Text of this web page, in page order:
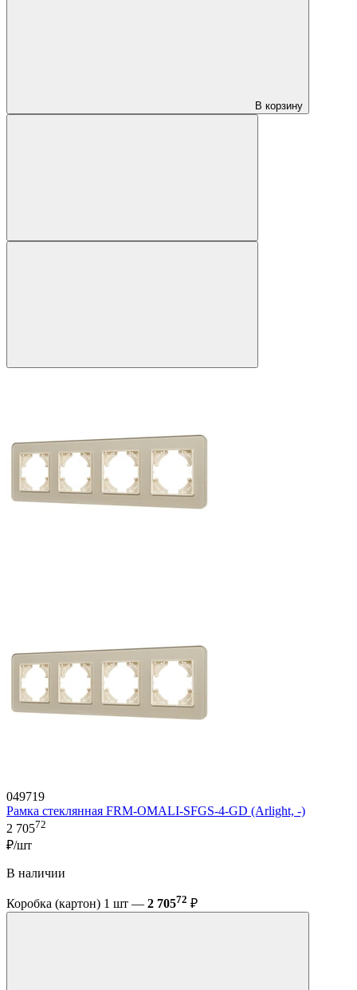
В корзину
049719
Рамка стеклянная FRM-OMALI-SFGS-4-GD (Arlight, -)
2 70572
₽/шт
В наличии
Коробка (картон) 1 шт — 2 70572 ₽